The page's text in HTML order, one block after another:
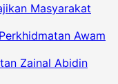
Masyarakat
Awam
Zainal Abidin